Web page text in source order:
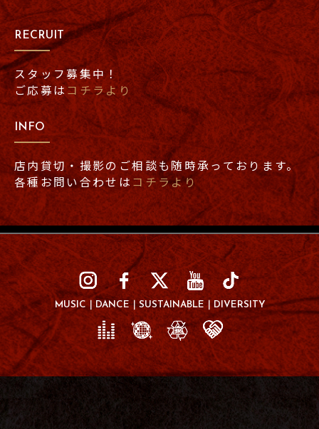
RECRUIT
スタッフ募集中！
ご応募はコチラより
INFO
店内貸切・撮影のご相談も随時承っております。
各種お問い合わせはコチラより
MUSIC DANCE SUSTAINABLE DIVERSITY